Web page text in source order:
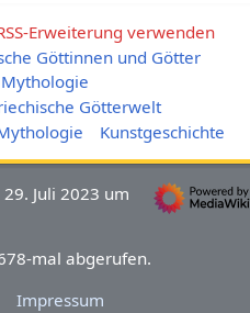
Erweiterung verwenden
Göttinnen und Götter
Götterwelt
Kunstgeschichte
Juli 2023 um
mal abgerufen.
Impressum